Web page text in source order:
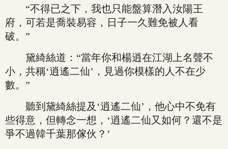
“不得已之下，我也只能盤算潛入汝陽王
府，可若是喬裝易容，日子一久難免被人看
破。”
黛綺絲道：“當年你和楊逍在江湖上名聲不
小，共稱‘逍遙二仙’，見過你模樣的人不在少
數。”
聽到黛綺絲提及‘逍遙二仙’，他心中不免有
些得意，但轉念一想，‘逍遙二仙又如何？還不是
爭不過韓千葉那傢伙？’